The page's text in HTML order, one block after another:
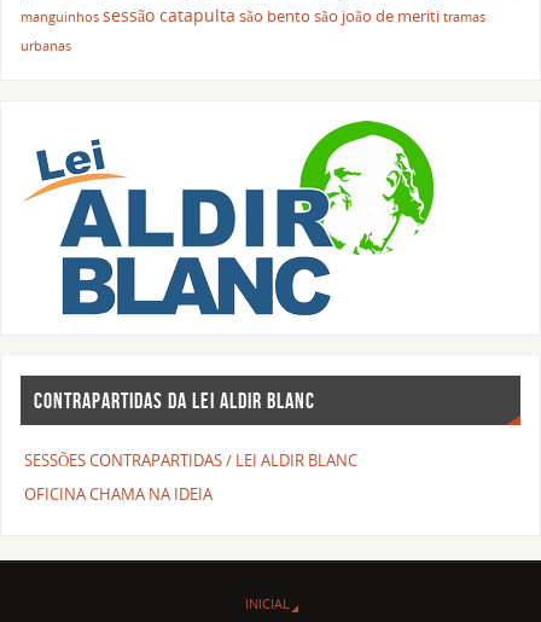
manguinhos sessão catapulta são bento são joão de meriti tramas
urbanas
CONTRAPARTIDAS DA LEI ALDIR BLANC
SESSÕES CONTRAPARTIDAS / LEI ALDIR BLANC
OFICINA CHAMA NA IDEIA
INICIAL